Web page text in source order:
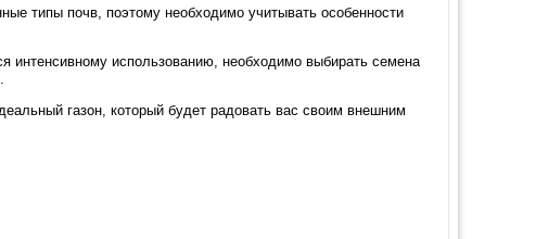
типы почв, поэтому необходимо учитывать особенности
интенсивному использованию, необходимо выбирать семена
газон, который будет радовать вас своим внешним